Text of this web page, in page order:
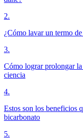
2.
¿Cómo lavar un termo
3.
Cómo lograr prolongar
ciencia
4.
Estos son los beneficios
bicarbonato
5.